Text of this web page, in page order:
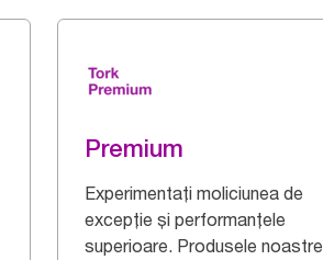
Premium
Experimentați moliciunea de
excepție și performanțele
superioare. Produsele noastre